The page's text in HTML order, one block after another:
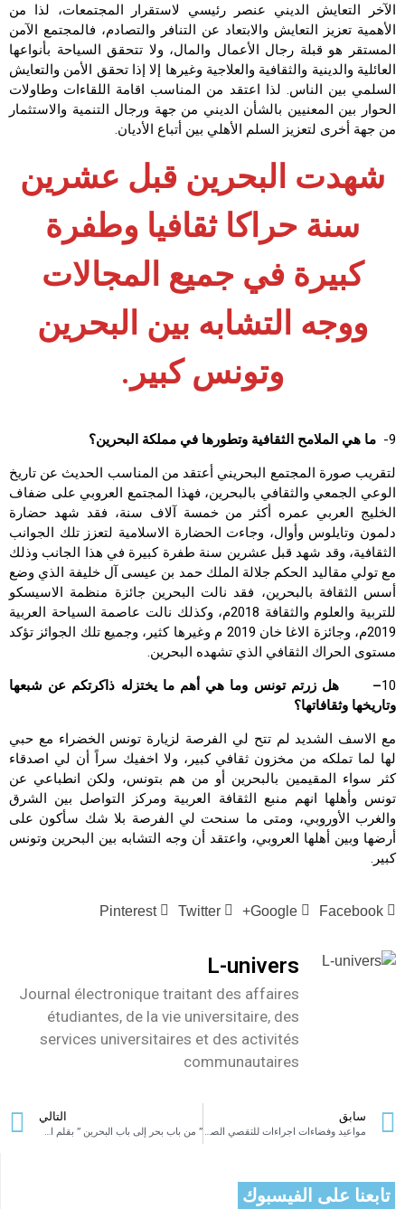
الآخر التعايش الديني عنصر رئيسي لاستقرار المجتمعات، لذا من
الأهمية تعزيز التعايش والابتعاد عن التنافر والتصادم، فالمجتمع الآمن
المستقر هو قبلة رجال الأعمال والمال، ولا تتحقق السياحة بأنواعها
العائلية والدينية والثقافية والعلاجية وغيرها إلا إذا تحقق الأمن والتعايش
السلمي بين الناس. لذا اعتقد من المناسب اقامة اللقاءات وطاولات
الحوار بين المعنيين بالشأن الديني من جهة ورجال التنمية والاستثمار
من جهة أخرى لتعزيز السلم الأهلي بين أتباع الأديان.
شهدت البحرين قبل عشرين
سنة حراكا ثقافيا وطفرة
كبيرة في جميع المجالات
ووجه التشابه بين البحرين
وتونس كبير.
9- ما هي الملامح الثقافية وتطورها في مملكة البحرين؟
لتقريب صورة المجتمع البحريني أعتقد من المناسب الحديث عن تاريخ
الوعي الجمعي والثقافي بالبحرين، فهذا المجتمع العروبي على ضفاف
الخليج العربي عمره أكثر من خمسة آلاف سنة، فقد شهد حضارة
دلمون وتايلوس وأوال، وجاءت الحضارة الاسلامية لتعزز تلك الجوانب
الثقافية، وقد شهد قبل عشرين سنة طفرة كبيرة في هذا الجانب وذلك
مع تولي مقاليد الحكم جلالة الملك حمد بن عيسى آل خليفة الذي وضع
أسس الثقافة بالبحرين، فقد نالت البحرين جائزة منظمة الاسيسكو
للتربية والعلوم والثقافة 2018م، وكذلك نالت عاصمة السياحة العربية
2019م، وجائزة الاغا خان 2019 م وغيرها كثير، وجميع تلك الجوائز تؤكد
مستوى الحراك الثقافي الذي تشهده البحرين.
10– هل زرتم تونس وما هي أهم ما يختزله ذاكرتكم عن شبعها
وتاريخها وثقافاتها؟
مع الاسف الشديد لم تتح لي الفرصة لزيارة تونس الخضراء مع حبي
لها لما تملكه من مخزون ثقافي كبير، ولا اخفيك سراً أن لي اصدقاء
كثر سواء المقيمين بالبحرين أو من هم بتونس، ولكن انطباعي عن
تونس وأهلها انهم منبع الثقافة العربية ومركز التواصل بين الشرق
والغرب الأوروبي، ومتى ما سنحت لي الفرصة بلا شك سأكون على
أرضها وبين أهلها العروبي، واعتقد أن وجه التشابه بين البحرين وتونس
كبير.
Facebook
Google+
Twitter
Pinterest
L-univers
Journal électronique traitant des affaires
étudiantes, de la vie universitaire, des
services universitaires et des activités
communautaires
سابق
مواعيد وفضاءات اجراءات للتقصي الصحي للطلبة والأساتذة قبل 8 جوان 2020 تاريخ العودة الجامعية
التالي
” من باب بحر إلى باب البحرين ” بقلم الاعلامي سليم بودبوس
تابعنا على الفيسبوك